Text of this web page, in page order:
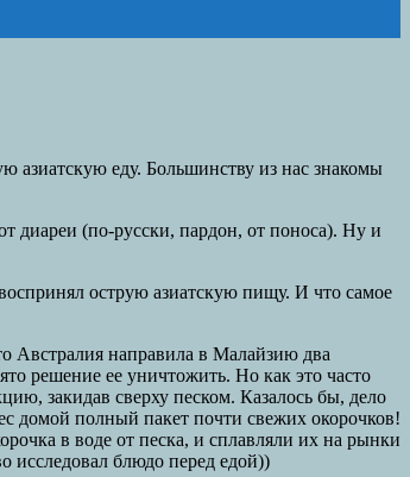
азиатскую еду. Большинству из нас знакомы
диареи (по-русски, пардон, от поноса). Ну и
острую азиатскую пищу. И что самое
Австралия направила в Малайзию два
решение ее уничтожить. Но как это часто
закидав сверху песком. Казалось бы, дело
домой полный пакет почти свежих окорочков!
в воде от песка, и сплавляли их на рынки
исследовал блюдо перед едой))